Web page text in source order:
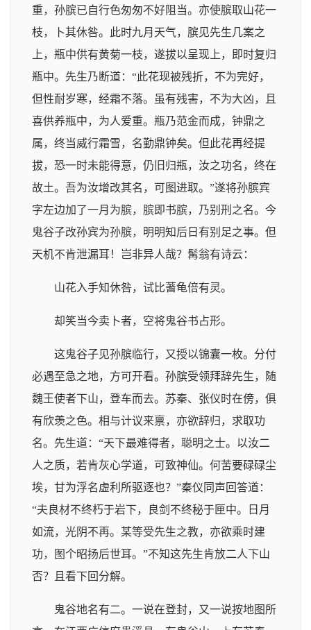
重，孙膑已自行色匆匆不好阻当。亦使膑取山花一
枝，卜其休咎。此时九月天气，膑见先生几案之
上，瓶中供有黄菊一枝，遂拔以呈现上，即时复归
瓶中。先生乃断道：“此花现被残折，不为完好，
但性耐岁寒，经霜不落。虽有残害，不为大凶，且
喜供养瓶中，为人爱重。瓶乃范金而成，钟鼎之
属，终当威行霜雪，名勤鼎钟矣。但此花再经提
拔，恐一时未能得意，仍旧归瓶，汝之功名，终在
故土。吾为汝增改其名，可图进取。”遂将孙膑宾
字左边加了一月为膑，膑即书膑，乃别刑之名。今
鬼谷子改孙宾为孙膑，明明知后日有别足之事。但
天机不肯泄漏耳！岂非异人哉？髯翁有诗云：
山花入手知休咎，试比蓍龟倍有灵。
却笑当今卖卜者，空将鬼谷书占形。
这鬼谷子见孙膑临行，又授以锦囊一枚。分付
必遇至急之地，方可开看。孙膑受领拜辞先生，随
魏王使者下山，登车而去。苏秦、张仪时在傍，俱
有欣羡之色。相与计议来禀，亦欲辞归，求取功
名。先生道：“天下最难得者，聪明之士。以汝二
人之质，若肯灰心学道，可致神仙。何苦要碌碌尘
埃，甘为浮名虚利所驱逐也？”秦仪同声回答道：
“夫良材不终朽于岩下，良剑不终秘于匣中。日月
如流，光阴不再。某等受先生之教，亦欲乘时建
功，图个昭扬后世耳。”不知这先生肯放二人下山
否？且看下回分解。
鬼谷地名有二。一说在登封，又一说按地图所